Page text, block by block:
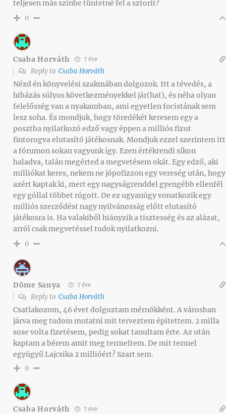
teljesen más színbe tüntetné fel a sztorit?
0
Csaba Horváth 7 éve
Reply to Csaba Horváth
Nézd én könyvelési szakmában dolgozok. Itt a tévedés, a
hibázás súlyos következményekkel jár(hat), és néha olyan
felelősség van a nyakamban, ami egyetlen focistának sem
lesz soha. És mondjuk, hogy töredékét keresem egy a
posztba nyilatkozó edző vagy éppen a milliós fizut
fintorogva elutasító játékosnak. Mondjuk ezzel szerintem itt
a fórumon sokan vagyunk így. Ezen értékrendi síkon
haladva, talán megérted a megvetésem okát. Egy edző, aki
milliókat keres, nekem ne jópofizzon egy vereség után, hogy
azért kaptak ki, mert egy nagyságrenddel gyengébb ellenfél
egy góllal többet rúgott. De ez ugyanúgy vonatkozik egy
milliós szerződést nagy nyilvánosság előtt elutasító
játékosra is. Ha valakiből hiányzik a tisztesség és az alázat,
arról csak megvetéssel tudok nyilatkozni.
0
Döme Sanya 7 éve
Reply to Csaba Horváth
Csatlakozom, 46 évet dolgoztam mérnökként. A városban
járva meg tudom mutatni mit terveztem épitettem. 2 milla
sose volta fizetésem, pedig sokat tanultam érte. Az után
kaptam a bérem amit meg termeltem. De mit termel
együgyű Lajcsika 2 millióért? Szart sem.
0
Csaba Horváth 7 éve